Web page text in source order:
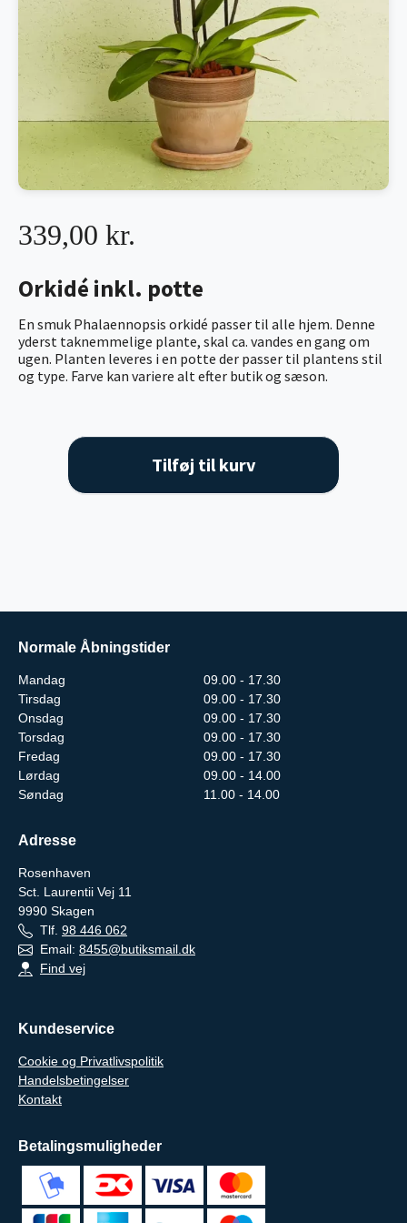
Orkidé inkl. potte
En smuk Phalaennopsis orkidé passer til alle hjem. Denne
yderst taknemmelige plante, skal ca. vandes en gang om
ugen. Planten leveres i en potte der passer til plantens stil
og type. Farve kan variere alt efter butik og sæson.
339,00 kr.
Tilføj til kurv
Normale Åbningstider
Mandag
09.00 - 17.30
Tirsdag
09.00 - 17.30
Onsdag
09.00 - 17.30
Torsdag
09.00 - 17.30
Fredag
09.00 - 17.30
Lørdag
09.00 - 14.00
Søndag
11.00 - 14.00
Adresse
Rosenhaven
Sct. Laurentii Vej 11
9990 Skagen
Tlf. 98 446 062
Email: 8455@butiksmail.dk
Find vej
Kundeservice
Cookie og Privatlivspolitik
Handelsbetingelser
Kontakt
Betalingsmuligheder